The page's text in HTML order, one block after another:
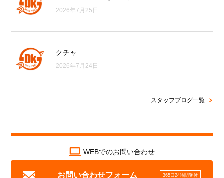
2026年7月25日
クチャ
2026年7月24日
スタッフブログ一覧
WEBでのお問い合わせ
お問い合わせフォーム 365日24時間受付